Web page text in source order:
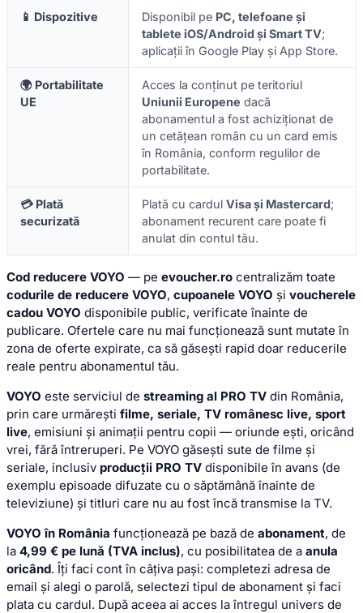
📱 Dispozitive Disponibil pe PC, telefoane și
tablete iOS/Android și Smart TV;
aplicații în Google Play și App Store.
🌍 Portabilitate
UE
Acces la conținut pe teritoriul
Uniunii Europene dacă
abonamentul a fost achiziționat de
un cetățean român cu un card emis
în România, conform regulilor de
portabilitate.
💳 Plată
securizată
Plată cu cardul Visa și Mastercard;
abonament recurent care poate fi
anulat din contul tău.
Cod reducere VOYO — pe evoucher.ro centralizăm toate
codurile de reducere VOYO, cupoanele VOYO și voucherele
cadou VOYO disponibile public, verificate înainte de
publicare. Ofertele care nu mai funcționează sunt mutate în
zona de oferte expirate, ca să găsești rapid doar reducerile
reale pentru abonamentul tău.
VOYO este serviciul de streaming al PRO TV din România,
prin care urmărești filme, seriale, TV românesc live, sport
live, emisiuni și animații pentru copii — oriunde ești, oricând
vrei, fără întreruperi. Pe VOYO găsești sute de filme și
seriale, inclusiv producții PRO TV disponibile în avans (de
exemplu episoade difuzate cu o săptămână înainte de
televiziune) și titluri care nu au fost încă transmise la TV.
VOYO în România funcționează pe bază de abonament, de
la 4,99 € pe lună (TVA inclus), cu posibilitatea de a anula
oricând. Îți faci cont în câțiva pași: completezi adresa de
email și alegi o parolă, selectezi tipul de abonament și faci
plata cu cardul. După aceea ai acces la întregul univers de